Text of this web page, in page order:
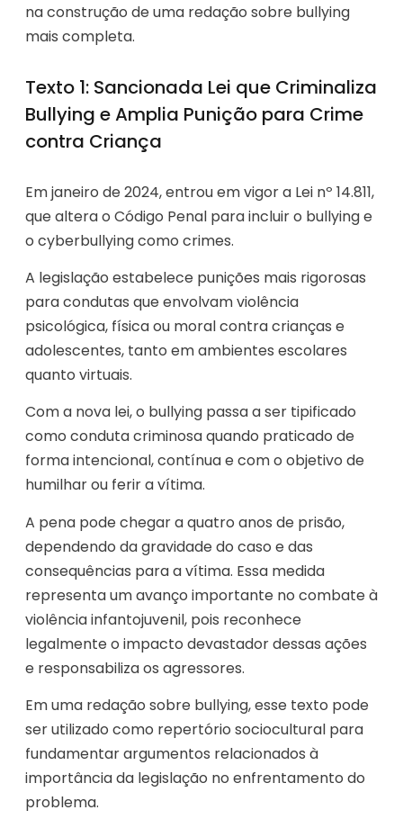
na construção de uma redação sobre bullying
mais completa.
Texto 1: Sancionada Lei que Criminaliza
Bullying e Amplia Punição para Crime
contra Criança
Em janeiro de 2024, entrou em vigor a Lei nº 14.811,
que altera o Código Penal para incluir o bullying e
o cyberbullying como crimes.
A legislação estabelece punições mais rigorosas
para condutas que envolvam violência
psicológica, física ou moral contra crianças e
adolescentes, tanto em ambientes escolares
quanto virtuais.
Com a nova lei, o bullying passa a ser tipificado
como conduta criminosa quando praticado de
forma intencional, contínua e com o objetivo de
humilhar ou ferir a vítima.
A pena pode chegar a quatro anos de prisão,
dependendo da gravidade do caso e das
consequências para a vítima. Essa medida
representa um avanço importante no combate à
violência infantojuvenil, pois reconhece
legalmente o impacto devastador dessas ações
e responsabiliza os agressores.
Em uma redação sobre bullying, esse texto pode
ser utilizado como repertório sociocultural para
fundamentar argumentos relacionados à
importância da legislação no enfrentamento do
problema.